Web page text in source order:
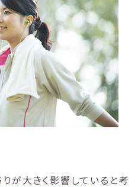
が大きく影響していると考